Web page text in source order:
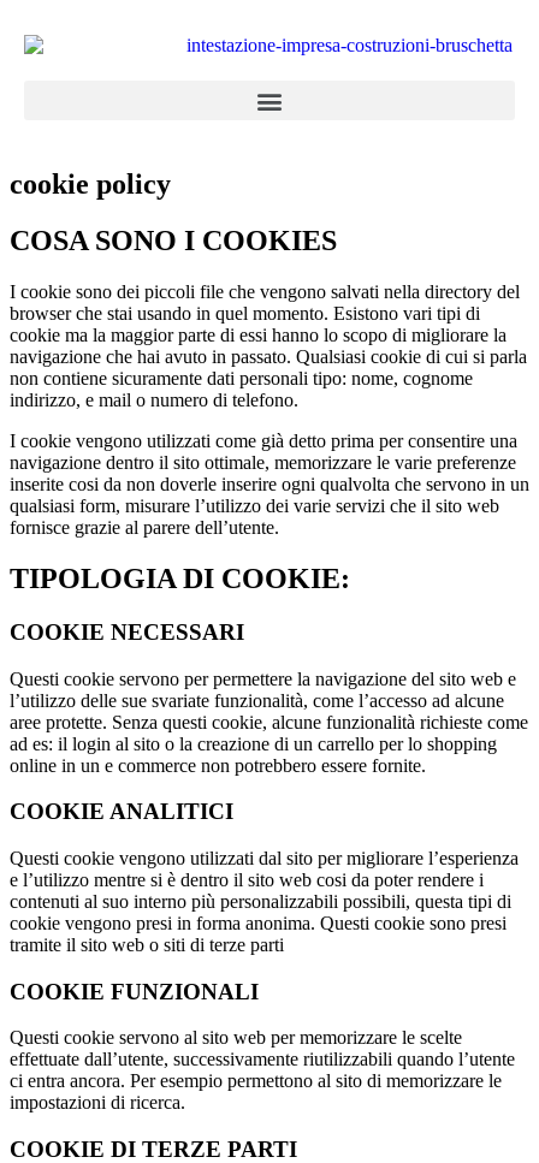
cookie policy
COSA SONO I COOKIES
I cookie sono dei piccoli file che vengono salvati nella directory del
browser che stai usando in quel momento. Esistono vari tipi di
cookie ma la maggior parte di essi hanno lo scopo di migliorare la
navigazione che hai avuto in passato. Qualsiasi cookie di cui si parla
non contiene sicuramente dati personali tipo: nome, cognome
indirizzo, e mail o numero di telefono.
I cookie vengono utilizzati come già detto prima per consentire una
navigazione dentro il sito ottimale, memorizzare le varie preferenze
inserite cosi da non doverle inserire ogni qualvolta che servono in un
qualsiasi form, misurare l’utilizzo dei varie servizi che il sito web
fornisce grazie al parere dell’utente.
TIPOLOGIA DI COOKIE:
COOKIE NECESSARI
Questi cookie servono per permettere la navigazione del sito web e
l’utilizzo delle sue svariate funzionalità, come l’accesso ad alcune
aree protette. Senza questi cookie, alcune funzionalità richieste come
ad es: il login al sito o la creazione di un carrello per lo shopping
online in un e commerce non potrebbero essere fornite.
COOKIE ANALITICI
Questi cookie vengono utilizzati dal sito per migliorare l’esperienza
e l’utilizzo mentre si è dentro il sito web cosi da poter rendere i
contenuti al suo interno più personalizzabili possibili, questa tipi di
cookie vengono presi in forma anonima. Questi cookie sono presi
tramite il sito web o siti di terze parti
COOKIE FUNZIONALI
Questi cookie servono al sito web per memorizzare le scelte
effettuate dall’utente, successivamente riutilizzabili quando l’utente
ci entra ancora. Per esempio permettono al sito di memorizzare le
impostazioni di ricerca.
COOKIE DI TERZE PARTI